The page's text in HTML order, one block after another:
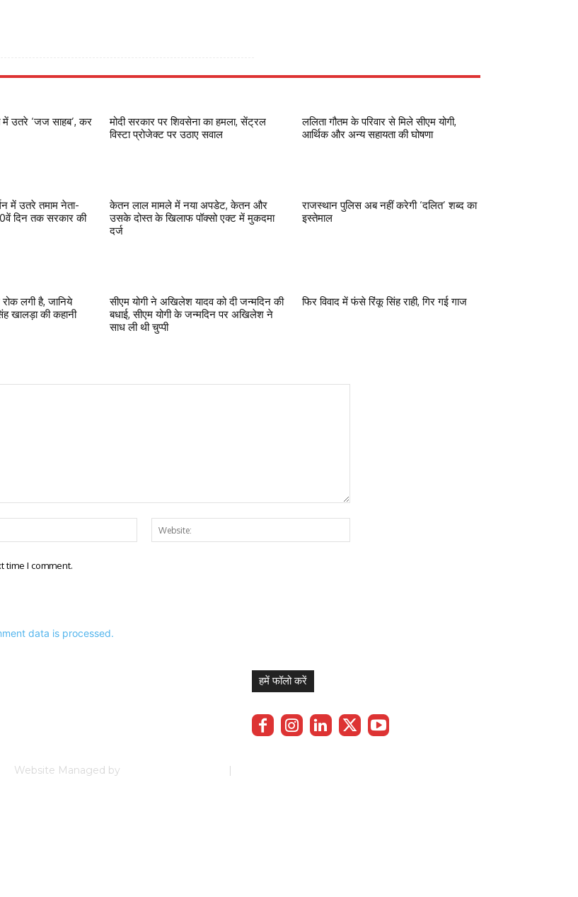
में उतरे ‘जज साहब’, कर
मोदी सरकार पर शिवसेना का हमला, सेंट्रल
विस्टा प्रोजेक्ट पर उठाए सवाल
ललिता गौतम के परिवार से मिले सीएम योगी,
आर्थिक और अन्य सहायता की घोषणा
में उतरे तमाम नेता-
दिन तक सरकार की
केतन लाल मामले में नया अपडेट, केतन और
उसके दोस्त के खिलाफ पॉक्सो एक्ट में मुकदमा
दर्ज
राजस्थान पुलिस अब नहीं करेगी ‘दलित’ शब्द का
इस्तेमाल
लगी है, जानिये
खालड़ा की कहानी
सीएम योगी ने अखिलेश यादव को दी जन्मदिन की
बधाई, सीएम योगी के जन्मदिन पर अखिलेश ने
साध ली थी चुप्पी
फिर विवाद में फंसे रिंकू सिंह राही, गिर गई गाज
Email:*
time I comment.
data is processed.
हमें फॉलो करें
| Website Managed by |